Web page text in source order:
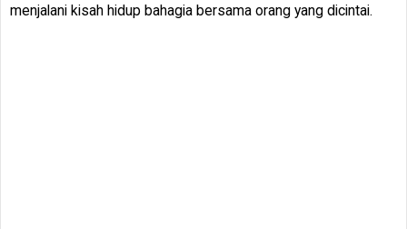
menjalani kisah hidup bahagia bersama orang yang dicintai.